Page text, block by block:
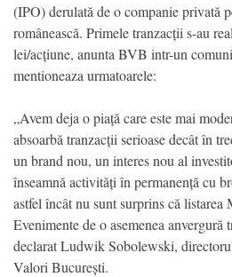
(IPO) derulată de o companie privată
românească. Primele tranzacții s-au
lei/acțiune, anunta BVB intr-un
mentioneaza urmatoarele:
„Avem deja o piață care este mai
absoarbă tranzacții serioase decât în
un brand nou, un interes nou al
înseamnă activități în permanență cu
astfel încât nu sunt surprins că
Evenimente de o asemenea anvergură
declarat Ludwik Sobolewski,
Valori București.